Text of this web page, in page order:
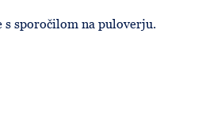
s sporočilom na puloverju.